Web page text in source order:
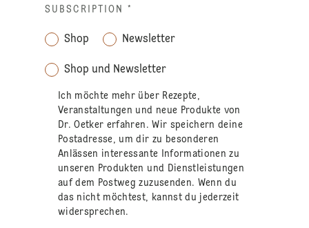
SUBSCRIPTION *
Shop Newsletter
Shop und Newsletter
Ich möchte mehr über Rezepte,
Veranstaltungen und neue Produkte von
Dr. Oetker erfahren. Wir speichern deine
Postadresse, um dir zu besonderen
Anlässen interessante Informationen zu
unseren Produkten und Dienstleistungen
auf dem Postweg zuzusenden. Wenn du
das nicht möchtest, kannst du jederzeit
widersprechen.